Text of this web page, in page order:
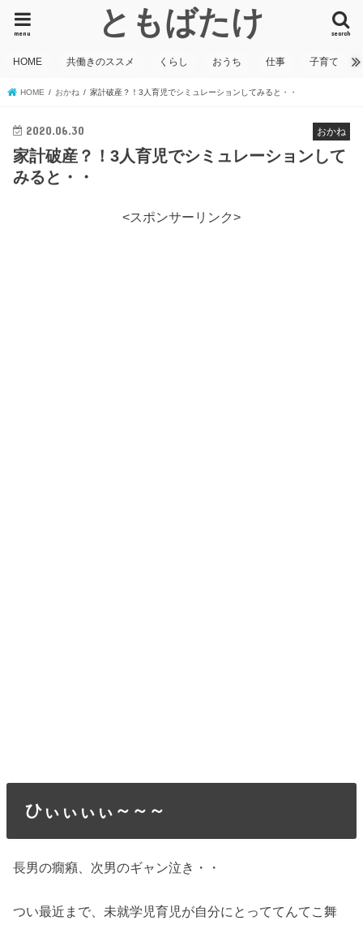
ともばたけ search
menu
HOME 共働きのススメ くらし おうち 仕事 子育て
HOME おかね 家計破産？！3人育児でシミュレーションしてみると・・
おかね
2020.06.30
家計破産？！3人育児でシミュレーションして
みると・・
<スポンサーリンク>
ひぃぃぃぃ～～～
長男の癇癪、次男のギャン泣き・・
つい最近まで、未就学児育児が自分にとっててんてこ舞